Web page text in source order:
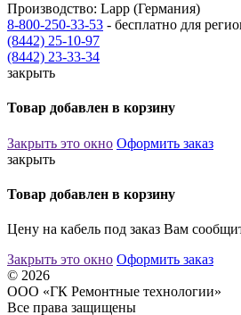
Производство: Lapp (Германия)
8-800-250-33-53 - бесплатно для
(8442) 25-10-97
(8442) 23-33-34
закрыть
Товар добавлен в корзину
Закрыть это окно Оформить заказ
закрыть
Товар добавлен в корзину
Цену на кабель под заказ Вам
Закрыть это окно Оформить заказ
© 2026
ООО «ГК Ремонтные технологии»
Все права защищены